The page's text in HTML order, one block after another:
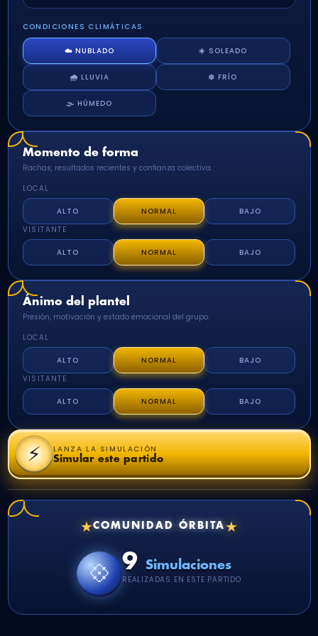
CONDICIONES CLIMÁTICAS
☁️ NUBLADO ☀️ SOLEADO
🌧️ LLUVIA ❄️ FRÍO
🌫️ HÚMEDO
Momento de forma
Rachas, resultados recientes y confianza colectiva.
LOCAL
ALTO NORMAL
BAJO
VISITANTE
ALTO NORMAL BAJO
Ánimo del plantel
Presión, motivación y estado emocional del grupo.
LOCAL
ALTO NORMAL
BAJO
VISITANTE
ALTO NORMAL BAJO
⚡ LANZA LA SIMULACIÓN
Simular este partido
★COMUNIDAD ÓRBITA★
💠 9Simulaciones
REALIZADAS EN ESTE PARTIDO